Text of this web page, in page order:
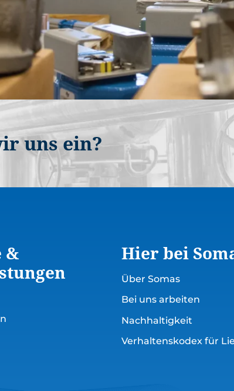
uns ein?
&
Hier bei
Über Somas
Bei uns arbeiten
Nachhaltigkeit
Verhaltenskodex für